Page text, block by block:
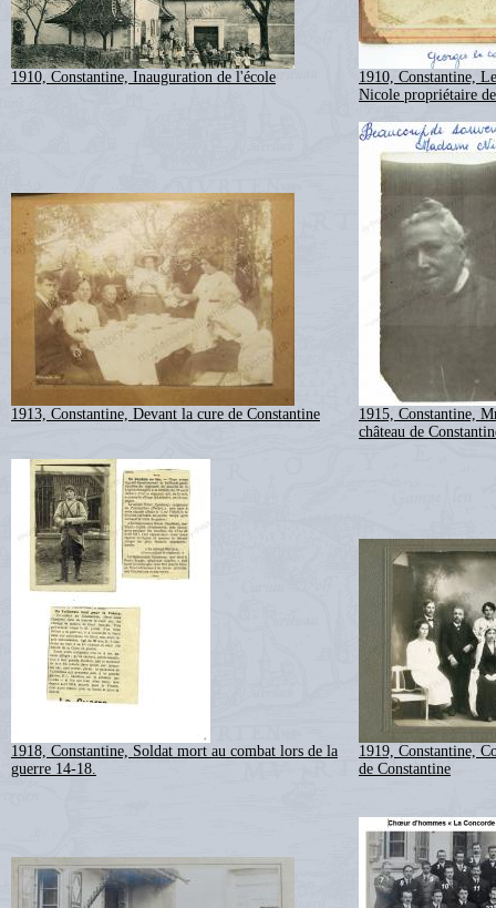
1910, Constantine, Inauguration de l'école
1910, Constantine,
Nicole propriétaire
1913, Constantine, Devant la cure de Constantine
1915, Constantine,
château de
1918, Constantine, Soldat mort au combat lors de la
guerre 14-18.
1919, Constantine,
de Constantine